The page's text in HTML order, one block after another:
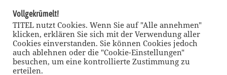
Vollgekrümelt!
TITEL nutzt Cookies. Wenn Sie auf "Alle annehmen"
klicken, erklären Sie sich mit der Verwendung aller
Cookies einverstanden. Sie können Cookies jedoch
auch ablehnen oder die "Cookie-Einstellungen"
besuchen, um eine kontrollierte Zustimmung zu
erteilen.